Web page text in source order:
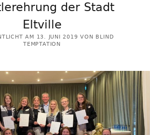
der Stadt
Eltville
AM 13. JUNI 2019 VON BLIND
TEMPTATION